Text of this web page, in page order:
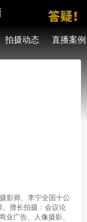
拍摄动态 直播案例
影师、李宁全国十公
。擅长拍摄：会议论
业广告、人像摄影、